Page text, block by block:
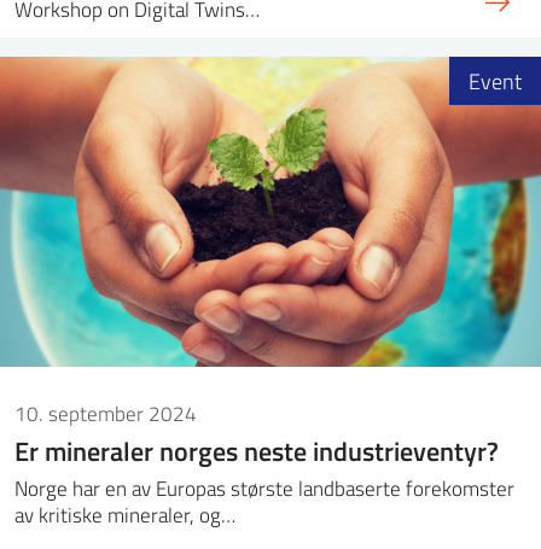
Workshop on Digital Twins…
10. september 2024
Er mineraler norges neste industrieventyr?
Norge har en av Europas største landbaserte forekomster
av kritiske mineraler, og…
Event